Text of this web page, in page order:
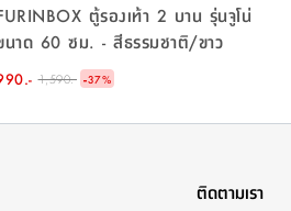
ตู้รองเท้า 2 บาน รุ่นจูโน่
นาด 60 ซม. - สีธรรมชาติ/ขาว
1,590.- -37%
ติดตามเรา